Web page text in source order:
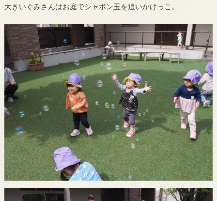
大きいぐみさんはお庭でシャボン玉を追いかけっこ。